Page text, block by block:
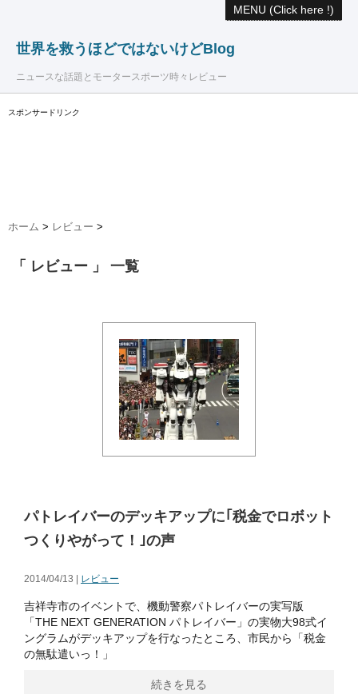
MENU (Click here !)
世界を救うほどではないけどBlog
ニュースな話題とモータースポーツ時々レビュー
スポンサードリンク
ホーム > レビュー >
「 レビュー 」 一覧
パトレイバーのデッキアップに｢税金でロボット
つくりやがって！｣の声
2014/04/13 | レビュー
吉祥寺市のイベントで、機動警察パトレイバーの実写版
「THE NEXT GENERATION パトレイバー」の実物大98式イ
ングラムがデッキアップを行なったところ、市民から「税金
の無駄遣いっ！」
続きを見る